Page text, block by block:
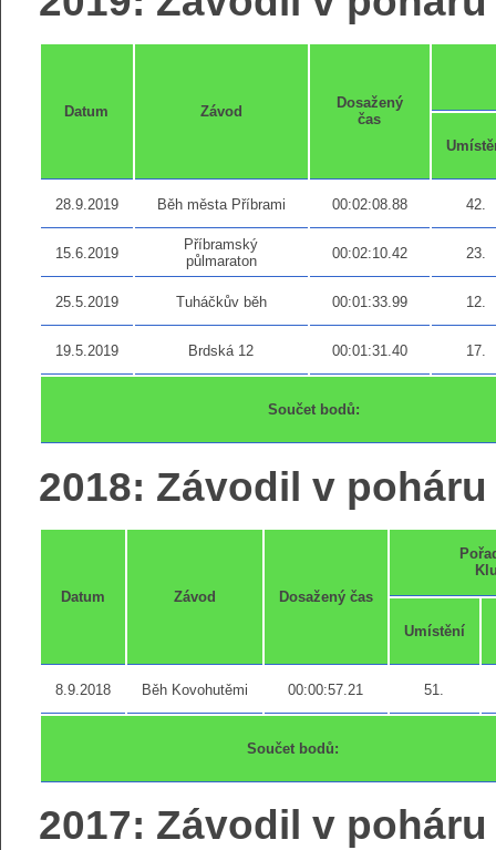
Datum Závod
Dosažený
čas
28.9.2019 Běh města Příbrami 00:02:08.88 42.
15.6.2019
Příbramský
půlmaraton
00:02:10.42 23.
25.5.2019 Tuháčkův běh 00:01:33.99 12.
19.5.2019 Brdská 12 00:01:31.40 17.
Součet bodů:
2018: Závodil v
Datum Závod Dosažený čas
Umístění
8.9.2018 Běh Kovohutěmi 00:00:57.21 51.
Součet bodů:
2017: Závodil v